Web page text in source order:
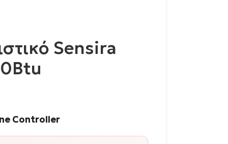
Sensira
Controller